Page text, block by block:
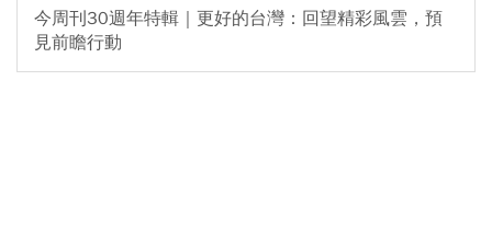
今周刊30週年特輯｜更好的台灣：回望精彩風雲，預
見前瞻行動